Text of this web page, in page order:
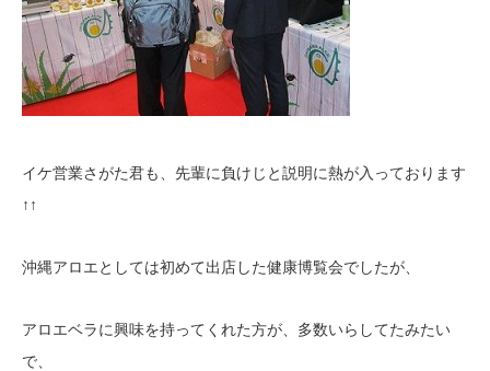
イケ営業さがた君も、先輩に負けじと説明に熱が入っております
↑↑
沖縄アロエとしては初めて出店した健康博覧会でしたが、
アロエベラに興味を持ってくれた方が、多数いらしてたみたい
で、